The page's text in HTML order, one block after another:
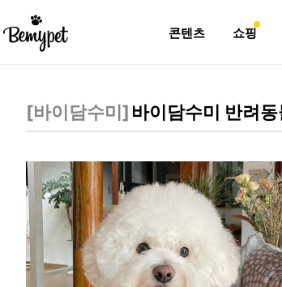
콘텐츠 쇼핑
[바이담수미] 바이담수미 반려